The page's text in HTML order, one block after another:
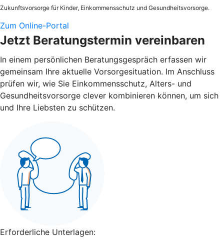
Zukunftsvorsorge für Kinder, Einkommensschutz und Gesundheitsvorsorge.
Zum Online-Portal
Jetzt Beratungstermin vereinbaren
In einem persönlichen Beratungsgespräch erfassen wir
gemeinsam Ihre aktuelle Vorsorgesituation. Im Anschluss
prüfen wir, wie Sie Einkommensschutz, Alters- und
Gesundheitsvorsorge clever kombinieren können, um sich
und Ihre Liebsten zu schützen.
Erforderliche Unterlagen: